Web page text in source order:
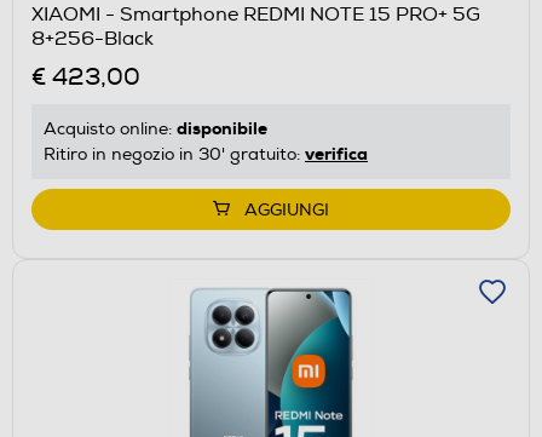
XIAOMI - Smartphone REDMI NOTE 15 PRO+ 5G
8+256-Black
€ 423,00
Acquisto online: disponibile
Ritiro in negozio in 30' gratuito: verifica
AGGIUNGI